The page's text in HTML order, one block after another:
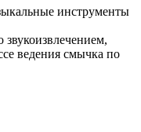
инструменты
ведения смычка по